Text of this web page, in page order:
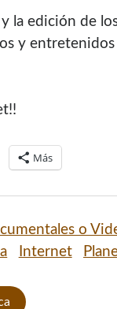
la edición de
y
Más
o
Internet